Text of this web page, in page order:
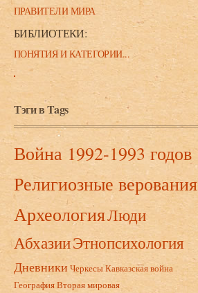
ПРАВИТЕЛИ МИРА
БИБЛИОТЕКИ:
ПОНЯТИЯ И КАТЕГОРИИ...
Тэги в Tags
Война 1992-1993 годов
Религиозные верования
АрхеологияЛюди
АбхазииЭтнопсихология
Дневники ЧеркесыКавказская война
ГеографияВторая мировая